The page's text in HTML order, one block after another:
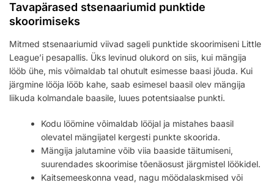
Tavapärased stsenaariumid punktide
skoorimiseks
Mitmed stsenaariumid viivad sageli punktide skoorimiseni Little
League’i pesapallis. Üks levinud olukord on siis, kui mängija
lööb ühe, mis võimaldab tal ohutult esimesse baasi jõuda. Kui
järgmine lööja lööb kahe, saab esimesel baasil olev mängija
liikuda kolmandale baasile, luues potentsiaalse punkti.
Kodu löömine võimaldab lööjal ja mistahes baasil
olevatel mängijatel kergesti punkte skoorida.
Mängija jalutamine võib viia baaside täitumiseni,
suurendades skoorimise tõenäosust järgmistel löökidel.
Kaitsemeeskonna vead, nagu möödalaskmised või